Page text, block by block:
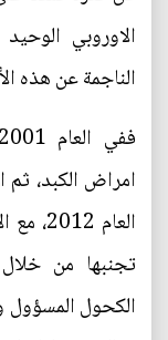
الاوروبي
الناجمة عن
العام
تجنبها من خلال
الكحول